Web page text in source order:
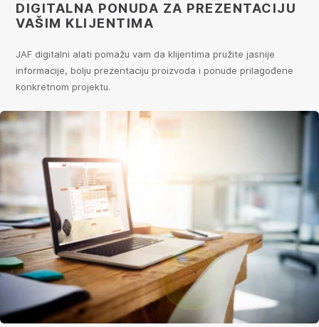
DIGITALNA PONUDA ZA PREZENTACIJU
VAŠIM KLIJENTIMA
JAF digitalni alati pomažu vam da klijentima pružite jasnije
informacije, bolju prezentaciju proizvoda i ponude prilagođene
konkretnom projektu.